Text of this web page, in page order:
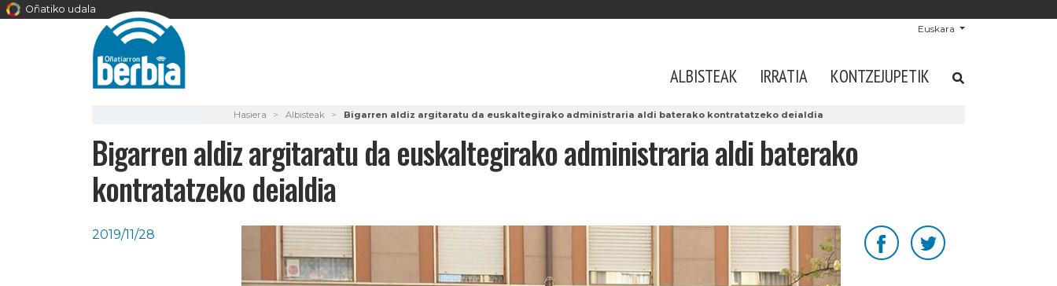
Oñatiko udala
Euskara
ALBISTEAK IRRATIA KONTZEJUPETIK
Hasiera Albisteak Bigarren aldiz argitaratu da euskaltegirako administraria aldi baterako kontratatzeko deialdia
Bigarren aldiz argitaratu da euskaltegirako administraria aldi baterako
kontratatzeko deialdia
2019/11/28